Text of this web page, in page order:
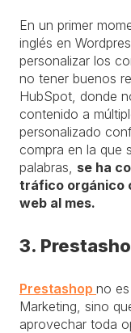
En un primer
inglés en
personalizar los
no tener buenos
HubSpot, donde
contenido a
personalizado
compra en la que
palabras, se ha
tráfico orgánico
web al mes.
3.
Prestashop no
Marketing, sino
aprovechar toda